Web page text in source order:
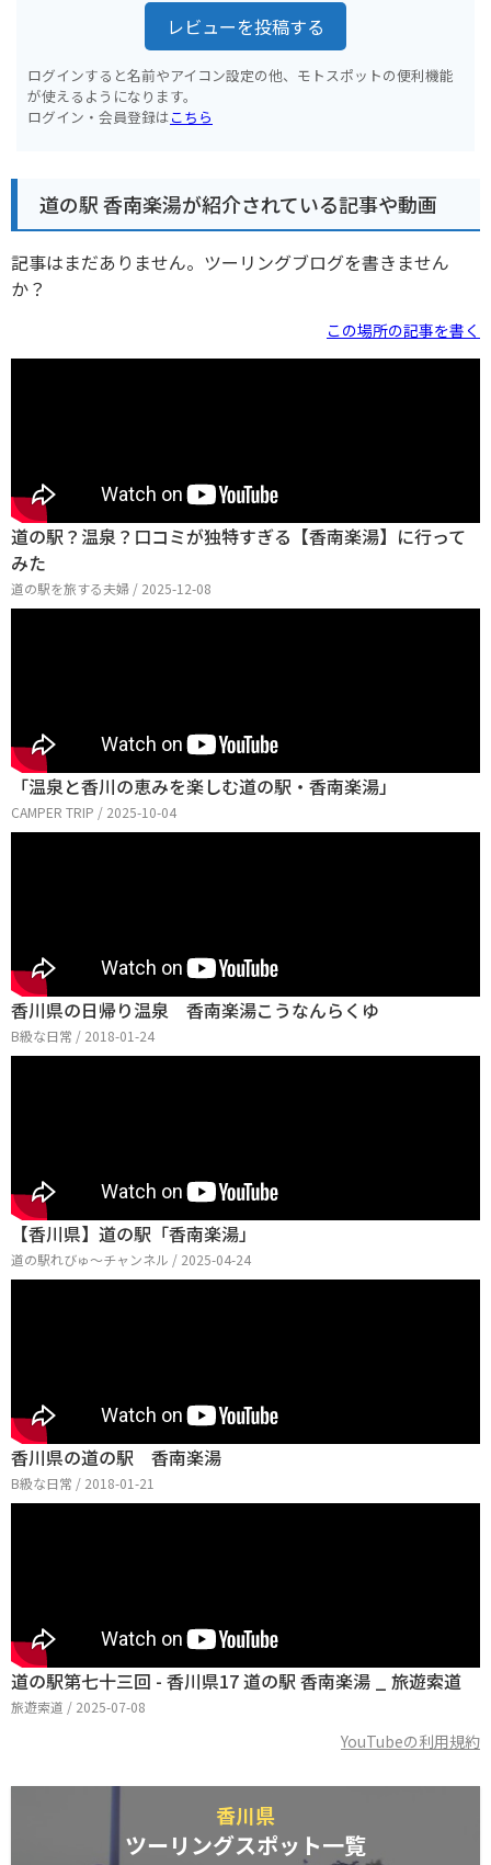
レビューを投稿する
ログインすると名前やアイコン設定の他、モトスポットの便利機能
が使えるようになります。
ログイン・会員登録はこちら
道の駅 香南楽湯が紹介されている記事や動画
記事はまだありません。ツーリングブログを書きません
か？
この場所の記事を書く
道の駅？温泉？口コミが独特すぎる【香南楽湯】に行って
みた
道の駅を旅する夫婦 / 2025-12-08
「温泉と香川の恵みを楽しむ道の駅・香南楽湯」
CAMPER TRIP / 2025-10-04
香川県の日帰り温泉 香南楽湯こうなんらくゆ
B級な日常 / 2018-01-24
【香川県】道の駅「香南楽湯」
道の駅れびゅ〜チャンネル / 2025-04-24
香川県の道の駅 香南楽湯
B級な日常 / 2018-01-21
道の駅第七十三回 - 香川県17 道の駅 ‎香南楽湯 _ 旅遊索道
旅遊索道 / 2025-07-08
YouTubeの利用規約
香川県
ツーリングスポット一覧